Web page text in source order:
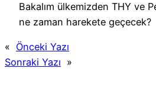
Bakalım ülkemizden THY ve
ne zaman harekete geçecek?
« Önceki Yazı
Sonraki Yazı »